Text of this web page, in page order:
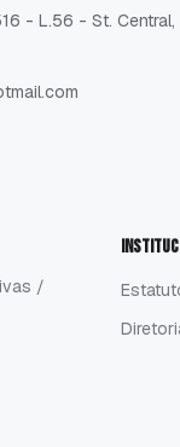
- L.56 - St.
/